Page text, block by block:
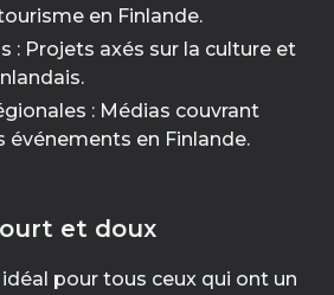
en Finlande.
: Projets axés sur la culture et
: Médias couvrant
événements en Finlande.
et doux
pour tous ceux qui ont un